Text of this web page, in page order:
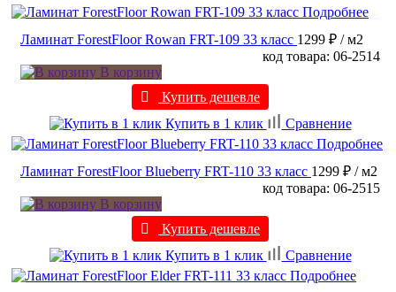
Подробнее
Ламинат ForestFloor Rowan FRT-109 33 класс 1299 ₽ / м2
код товара: 06-2514
В корзину
Купить дешевле
Купить в 1 клик
Сравнение
Подробнее
Ламинат ForestFloor Blueberry FRT-110 33 класс 1299 ₽ / м2
код товара: 06-2515
В корзину
Купить дешевле
Купить в 1 клик
Сравнение
Подробнее